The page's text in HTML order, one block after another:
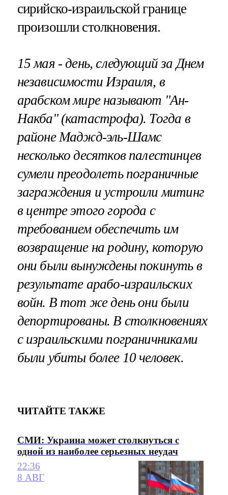
сирийско-израильской границе
произошли столкновения.
15 мая - день, следующий за Днем
независимости Израиля, в
арабском мире называют "Ан-
Накба" (катастрофа). Тогда в
районе Маджд-эль-Шамс
несколько десятков палестинцев
сумели преодолеть пограничные
заграждения и устроили митинг
в центре этого города с
требованием обеспечить им
возвращение на родину, которую
они были вынуждены покинуть в
результате арабо-израильских
войн. В тот же день они были
депортированы. В столкновениях
с израильскими пограничниками
были убиты более 10 человек.
ЧИТАЙТЕ ТАКЖЕ
СМИ: Украина может столкнуться с
одной из наиболее серьезных неудач
22:36
8 АВГ